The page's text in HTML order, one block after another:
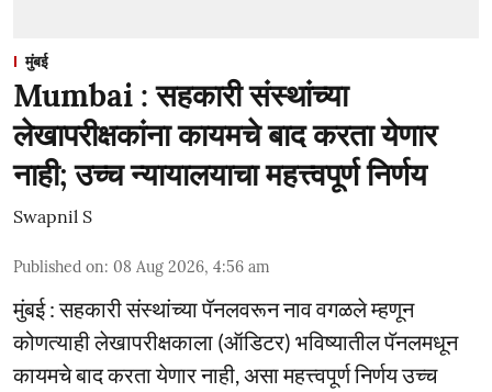
मुंबई
Mumbai : सहकारी संस्थांच्या
लेखापरीक्षकांना कायमचे बाद करता येणार
नाही; उच्च न्यायालयाचा महत्त्वपूर्ण निर्णय
Swapnil S
Published on: 08 Aug 2026, 4:56 am
मुंबई : सहकारी संस्थांच्या पॅनलवरून नाव वगळले म्हणून
कोणत्याही लेखापरीक्षकाला (ऑडिटर) भविष्यातील पॅनलमधून
कायमचे बाद करता येणार नाही, असा महत्त्वपूर्ण निर्णय उच्च